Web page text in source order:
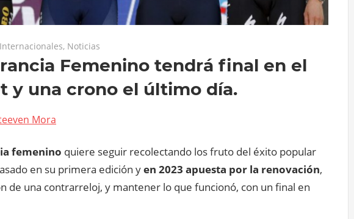
Internacionales, Noticias
Femenino tendrá final en el
y una crono el último día.
Mora
femenino quiere seguir recolectando los fruto del éxito popular
en su primera edición yen 2023 apuesta por la renovación,
de una contrarreloj, y mantener lo que funcionó, con un final en